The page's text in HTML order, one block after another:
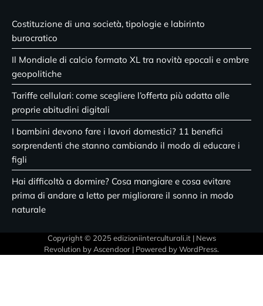
Costituzione di una società, tipologie e labirinto
burocratico
Il Mondiale di calcio formato XL tra novità epocali e ombre
geopolitiche
Tariffe cellulari: come scegliere l’offerta più adatta alle
proprie abitudini digitali
I bambini devono fare i lavori domestici? 11 benefici
sorprendenti che stanno cambiando il modo di educare i
figli
Hai difficoltà a dormire? Cosa mangiare e cosa evitare
prima di andare a letto per migliorare il sonno in modo
naturale
Copyright © 2025 edizioniinterculturali.it | News
Revolution by Ascendoor | Powered byWordPress.